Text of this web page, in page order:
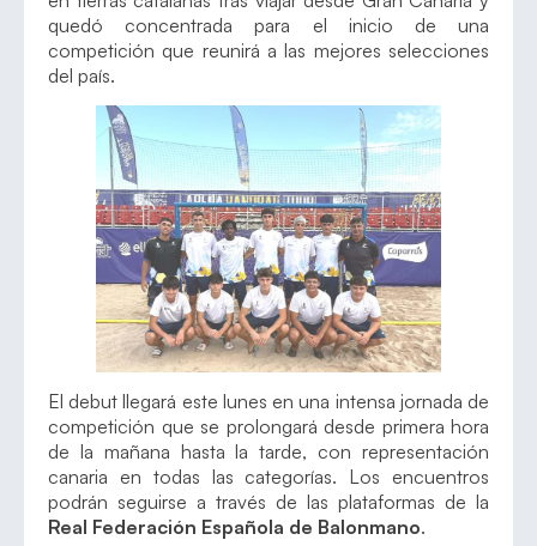
quedó concentrada para el inicio de una
competición que reunirá a las mejores selecciones
del país.
El debut llegará este lunes en una intensa jornada de
competición que se prolongará desde primera hora
de la mañana hasta la tarde, con representación
canaria en todas las categorías. Los encuentros
podrán seguirse a través de las plataformas de la
Real Federación Española de Balonmano.